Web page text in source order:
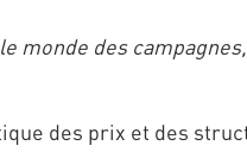
monde des
des prix et des